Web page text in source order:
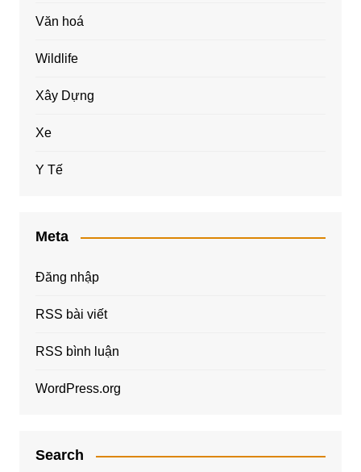
Văn hoá
Wildlife
Xây Dựng
Xe
Y Tế
Meta
Đăng nhập
RSS bài viết
RSS bình luận
WordPress.org
Search